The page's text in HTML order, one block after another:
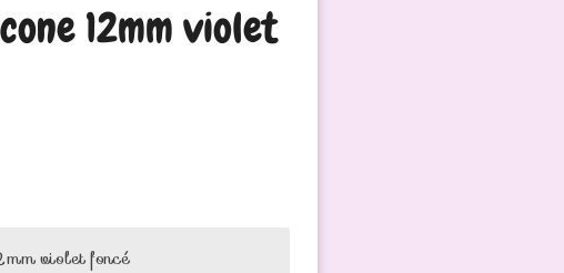
12mm violet
violet foncé